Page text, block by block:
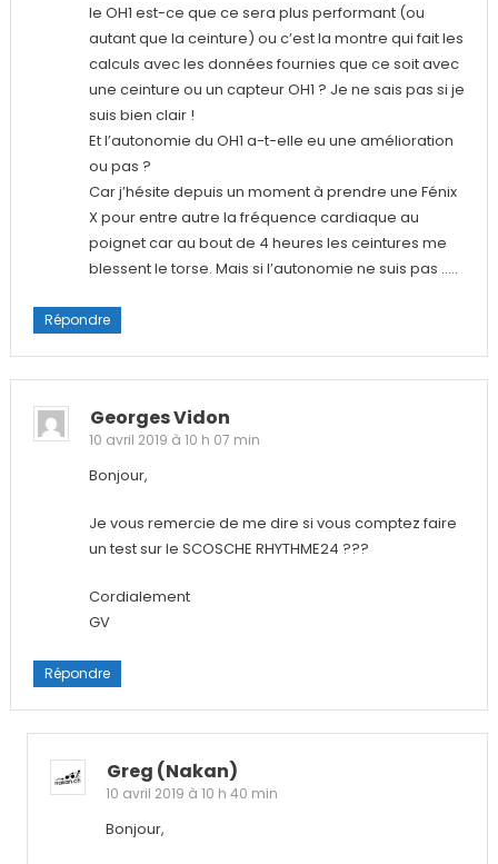
le OH1 est-ce que ce sera plus performant (ou
autant que la ceinture) ou c’est la montre qui fait les
calculs avec les données fournies que ce soit avec
une ceinture ou un capteur OH1 ? Je ne sais pas si je
suis bien clair !
Et l’autonomie du OH1 a-t-elle eu une amélioration
ou pas ?
Car j’hésite depuis un moment à prendre une Fénix
X pour entre autre la fréquence cardiaque au
poignet car au bout de 4 heures les ceintures me
blessent le torse. Mais si l’autonomie ne suis pas …..
Répondre
Georges Vidon
10 avril 2019 à 10 h 07 min
Bonjour,
Je vous remercie de me dire si vous comptez faire
un test sur le SCOSCHE RHYTHME24 ???
Cordialement
GV
Répondre
Greg (nakan)
10 avril 2019 à 10 h 40 min
Bonjour,